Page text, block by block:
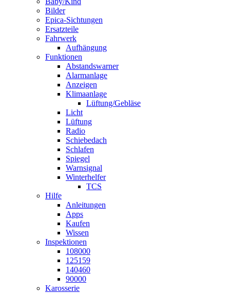
Bilder
Epica-Sichtungen
Ersatzteile
Fahrwerk
Aufhängung
Funktionen
Abstandswarner
Alarmanlage
Anzeigen
Klimaanlage
Lüftung/Gebläse
Licht
Lüftung
Radio
Schiebedach
Schlafen
Spiegel
Warnsignal
Winterhelfer
TCS
Hilfe
Anleitungen
Apps
Kaufen
Wissen
Inspektionen
108000
125159
140460
90000
Karosserie